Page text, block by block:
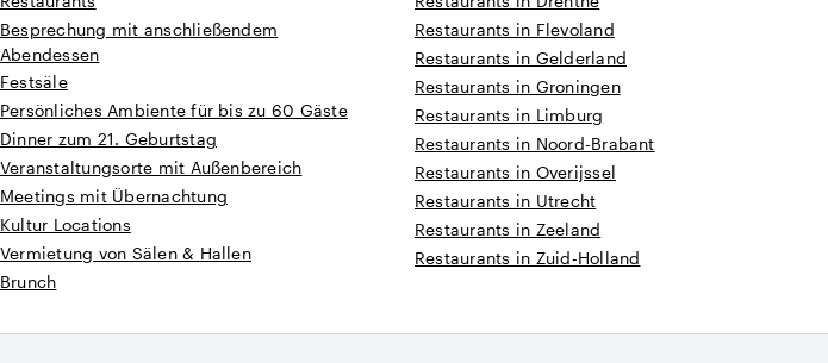
Besprechung mit anschließendem
Abendessen
Festsäle
Persönliches Ambiente für bis zu 60 Gäste
Dinner zum 21. Geburtstag
Veranstaltungsorte mit Außenbereich
Meetings mit Übernachtung
Kultur Locations
Vermietung von Sälen & Hallen
Brunch
Restaurants in Flevoland
Restaurants in Gelderland
Restaurants in Groningen
Restaurants in Limburg
Restaurants in Noord-Brabant
Restaurants in Overijssel
Restaurants in Utrecht
Restaurants in Zeeland
Restaurants in Zuid-Holland